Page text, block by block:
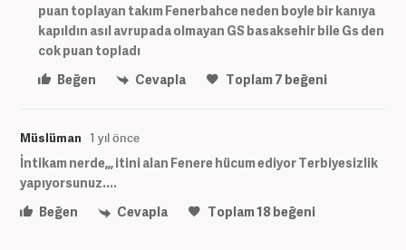
puan toplayan takım Fenerbahce neden boyle bir kanıya
kapıldın asıl avrupada olmayan GS basaksehir bile Gs den
cok puan topladı
Beğen
Cevapla Toplam7 beğeni
Müslüman 1 yıl önce
İntikam nerde,,, itini alan Fenere hücum ediyor Terbiyesizlik
yapıyorsunuz....
Beğen
Cevapla Toplam18beğeni